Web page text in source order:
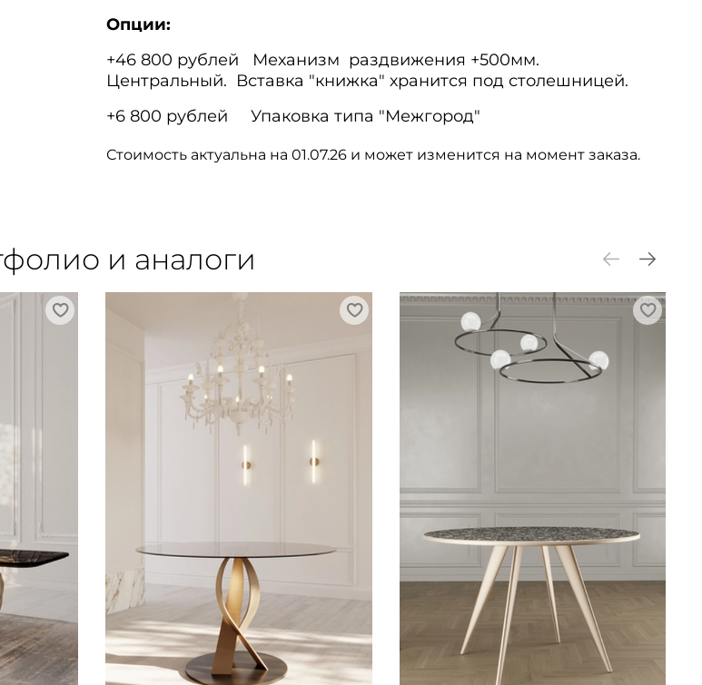
Опции:
+46 800 рублей Механизм раздвижения +500мм.
Центральный. Вставка "книжка" хранится под столешницей.
+6 800 рублей Упаковка типа "Межгород"
Стоимость актуальна на 01.07.26 и может изменится на момент заказа.
и аналоги